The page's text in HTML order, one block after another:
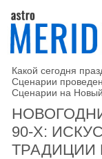
Какой сегодня
Сценарии
Сценарии на
90-Х:
ТРАДИЦИИ